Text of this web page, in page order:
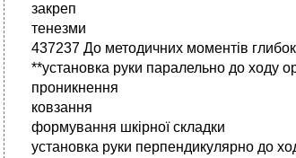
закреп
тенезми
437237 До методичних моментів
**установка руки паралельно до ходу
проникнення
ковзання
формування шкірної складки
установка руки перпендикулярно до